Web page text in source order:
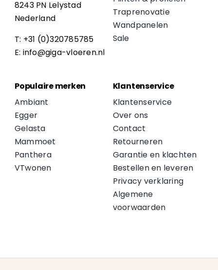
8243 PN Lelystad
Nederland
T: +31 (0)320785785
E: info@giga-vloeren.nl
Traprenovatie
Wandpanelen
Sale
Populaire merken
Ambiant
Egger
Gelasta
Mammoet
Panthera
VTwonen
Klantenservice
Klantenservice
Over ons
Contact
Retourneren
Garantie en klachten
Bestellen en leveren
Privacy verklaring
Algemene
voorwaarden